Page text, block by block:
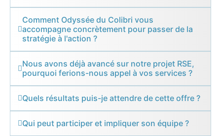
Comment Odyssée du Colibri vous
accompagne concrètement pour passer de la
stratégie à l'action ?
Nous avons déjà avancé sur notre projet RSE,
pourquoi ferions-nous appel à vos services ?
Quels résultats puis-je attendre de cette offre ?
Qui peut participer et impliquer son équipe ?